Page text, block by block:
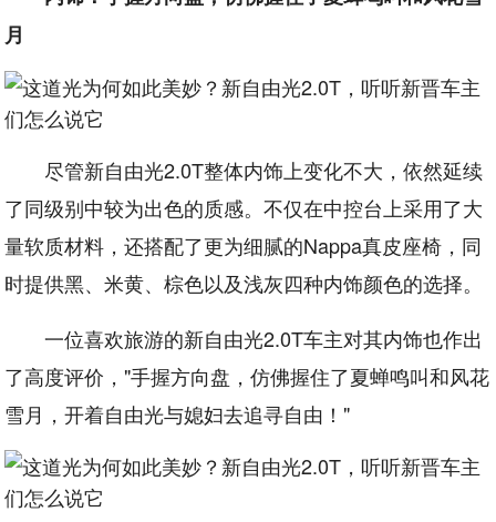
月
尽管新自由光2.0T整体内饰上变化不大，依然延续
了同级别中较为出色的质感。不仅在中控台上采用了大
量软质材料，还搭配了更为细腻的Nappa真皮座椅，同
时提供黑、米黄、棕色以及浅灰四种内饰颜色的选择。
一位喜欢旅游的新自由光2.0T车主对其内饰也作出
了高度评价，"手握方向盘，仿佛握住了夏蝉鸣叫和风花
雪月，开着自由光与媳妇去追寻自由！"